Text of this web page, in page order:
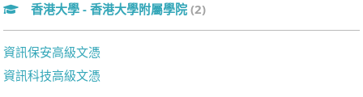
香港大學 - 香港大學附屬學院 (2)
資訊保安高級文憑
資訊科技高級文憑